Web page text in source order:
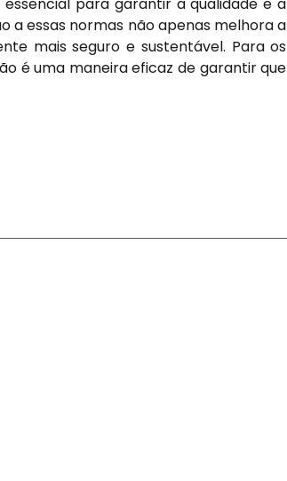
para garantir a qualidade e a
a essas normas não apenas melhora a
mais seguro e sustentável. Para os
é uma maneira eficaz de garantir que